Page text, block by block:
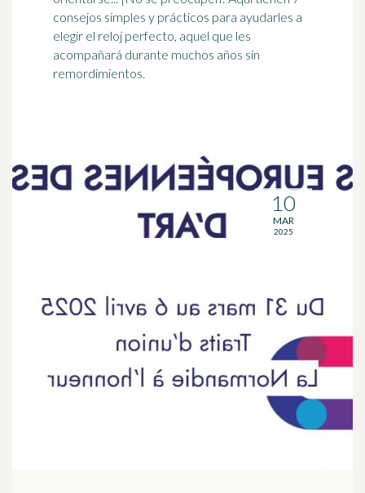
consejos simples y prácticos para ayudarles a
elegir el reloj perfecto, aquel que les
acompañará durante muchos años sin
remordimientos.
10
MAR
2025